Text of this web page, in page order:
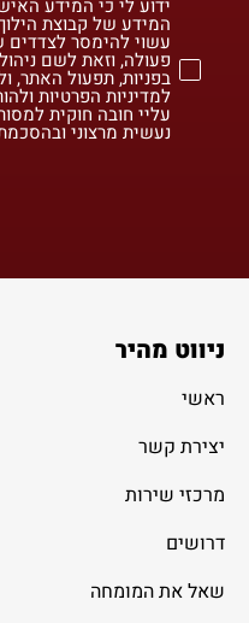
ידוע לי כי המידע
המידע של קבוצת
עשוי להימסר
פעולה, וזאת לשם
בפניות, תפעול האתר,
למדיניות הפרטיות
עליי חובה חוקית
נעשית מרצוני
ניווט מהיר
ראשי
יצירת קשר
מרכזי שירות
דרושים
שאל את המומחה